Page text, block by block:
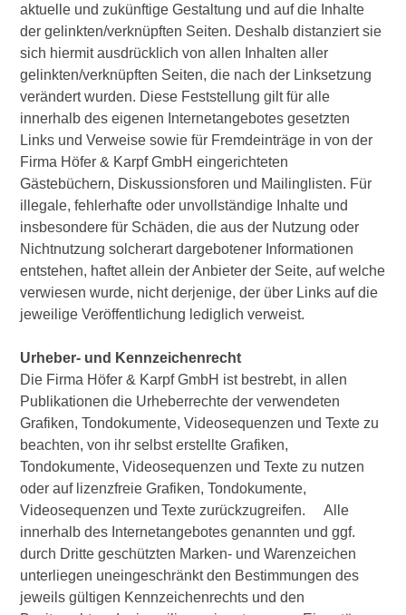
aktuelle und zukünftige Gestaltung und auf die Inhalte
der gelinkten/verknüpften Seiten. Deshalb distanziert sie
sich hiermit ausdrücklich von allen Inhalten aller
gelinkten/verknüpften Seiten, die nach der Linksetzung
verändert wurden. Diese Feststellung gilt für alle
innerhalb des eigenen Internetangebotes gesetzten
Links und Verweise sowie für Fremdeinträge in von der
Firma Höfer & Karpf GmbH eingerichteten
Gästebüchern, Diskussionsforen und Mailinglisten. Für
illegale, fehlerhafte oder unvollständige Inhalte und
insbesondere für Schäden, die aus der Nutzung oder
Nichtnutzung solcherart dargebotener Informationen
entstehen, haftet allein der Anbieter der Seite, auf welche
verwiesen wurde, nicht derjenige, der über Links auf die
jeweilige Veröffentlichung lediglich verweist.
Urheber- und Kennzeichenrecht
Die Firma Höfer & Karpf GmbH ist bestrebt, in allen
Publikationen die Urheberrechte der verwendeten
Grafiken, Tondokumente, Videosequenzen und Texte zu
beachten, von ihr selbst erstellte Grafiken,
Tondokumente, Videosequenzen und Texte zu nutzen
oder auf lizenzfreie Grafiken, Tondokumente,
Videosequenzen und Texte zurückzugreifen. Alle
innerhalb des Internetangebotes genannten und ggf.
durch Dritte geschützten Marken- und Warenzeichen
unterliegen uneingeschränkt den Bestimmungen des
jeweils gültigen Kennzeichenrechts und den